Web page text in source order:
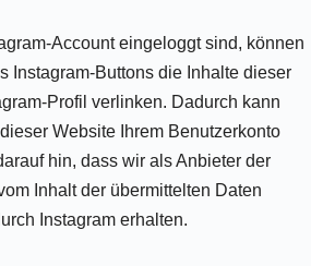
Account eingeloggt sind, können
Instagram-Buttons die Inhalte dieser
Profil verlinken. Dadurch kann
Website Ihrem Benutzerkonto
hin, dass wir als Anbieter der
Inhalt der übermittelten Daten
Instagram erhalten.